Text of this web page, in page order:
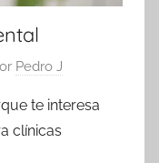
Pedro J
te interesa
clínicas